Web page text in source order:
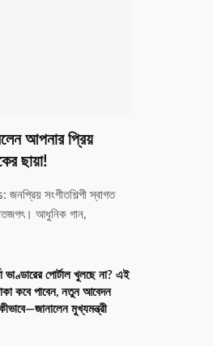
আপনার প্রিয়
ছায়া!
সংগীতশিল্পী স্বাগত
আধুনিক গান,
ভাণ্ডারের পোর্টাল খুলছে না? এই
কবে পাবেন, নতুন আবেদন
মুখ্যমন্ত্রী